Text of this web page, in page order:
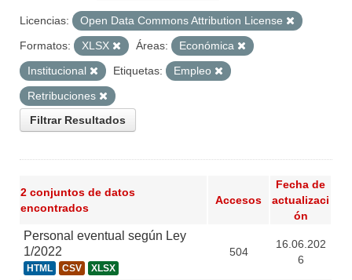
Licencias:
Open Data Commons Attribution License
Formatos:
XLSX Áreas:
Económica
Institucional
Etiquetas:
Empleo
Retribuciones
Filtrar Resultados
2 conjuntos de datos
encontrados
Accesos
Fecha de
actualizaci
ón
Personal eventual según Ley
1/2022
HTML CSV XLSX
504
16.06.202
6